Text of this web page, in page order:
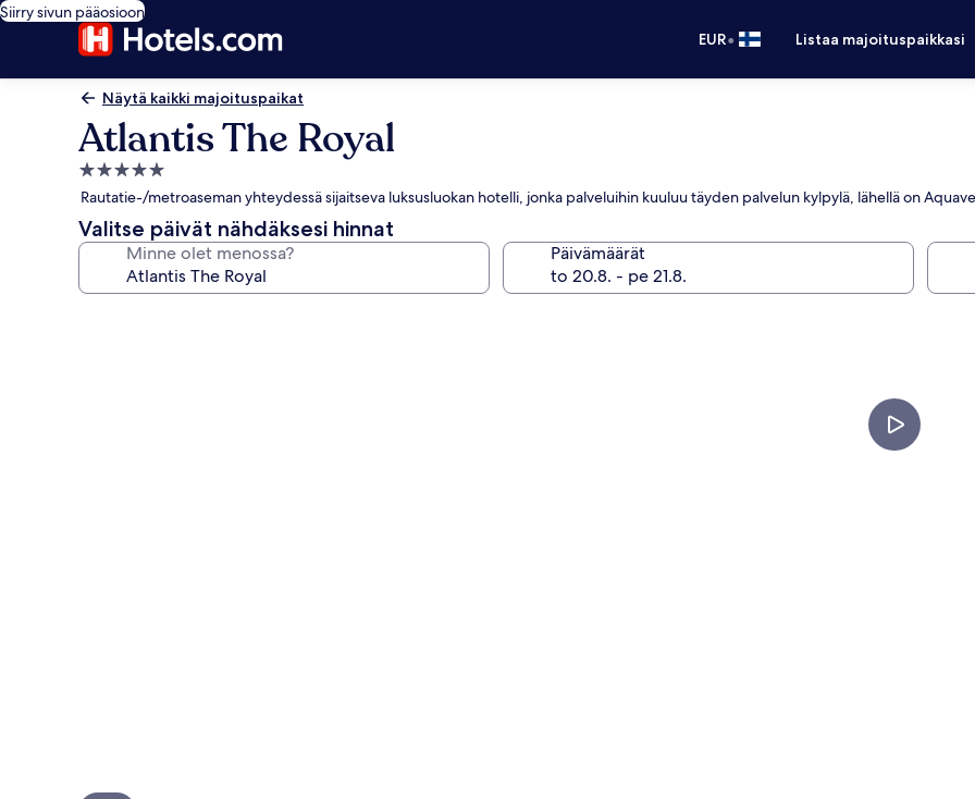
Siirry sivun pääosioon
EUR• Listaa majoituspaikkasi
Näytä kaikki majoituspaikat
Atlantis The Royal
5.0
tähden
majoituspaikka
Rautatie-/metroaseman yhteydessä sijaitseva luksusluokan hotelli, jonka palveluihin kuuluu täyden palvelun kylpylä, lähellä on
Valitse päivät nähdäksesi hinnat
Minne olet menossa? Päivämäärät